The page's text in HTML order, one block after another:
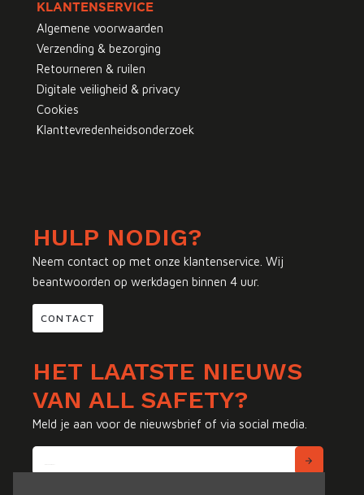
KLANTENSERVICE
Algemene voorwaarden
Verzending & bezorging
Retourneren & ruilen
Digitale veiligheid & privacy
Cookies
Klanttevredenheidsonderzoek
HULP NODIG?
Neem contact op met onze klantenservice. Wij
beantwoorden op werkdagen binnen 4 uur.
CONTACT
HET LAATSTE NIEUWS
VAN ALL SAFETY?
Meld je aan voor de nieuwsbrief of via social media.